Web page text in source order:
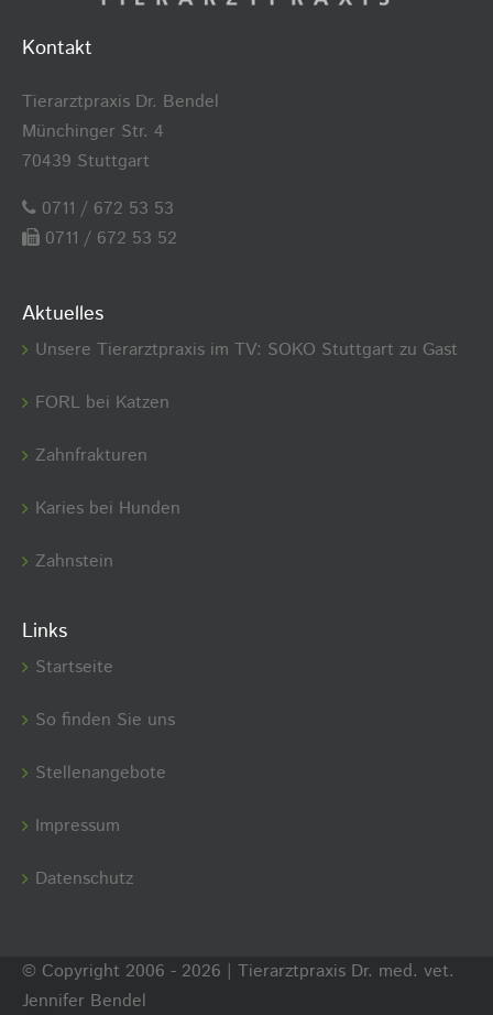
Kontakt
Tierarztpraxis Dr. Bendel
Münchinger Str. 4
70439 Stuttgart
0711 / 672 53 53
0711 / 672 53 52
Aktuelles
Unsere Tierarztpraxis im TV: SOKO Stuttgart zu Gast
FORL bei Katzen
Zahnfrakturen
Karies bei Hunden
Zahnstein
Links
Startseite
So finden Sie uns
Stellenangebote
Impressum
Datenschutz
© Copyright 2006 - 2026 | Tierarztpraxis Dr. med. vet.
Jennifer Bendel